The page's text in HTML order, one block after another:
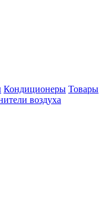
Кондиционеры Товары
воздуха